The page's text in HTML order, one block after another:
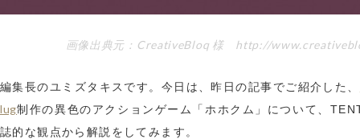
画像出典元：CreativeBloq 様 http://
編集長のユミズタキスです。今日は、昨日の記事でご紹介した、
lug制作の異色のアクションゲーム「ホホクム」について、
誌的な観点から解説をしてみます。